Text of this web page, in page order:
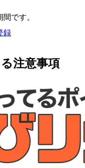
です。
録
注意事項